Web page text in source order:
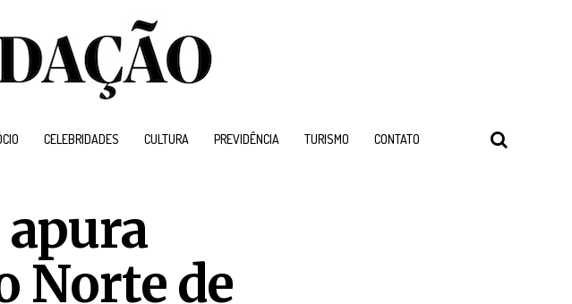
CELEBRIDADES CULTURA PREVIDÊNCIA TURISMO CONTATO
apura
Norte de